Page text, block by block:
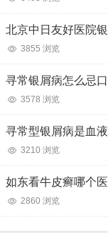
3855 浏览
3578 浏览
3210 浏览
2860 浏览